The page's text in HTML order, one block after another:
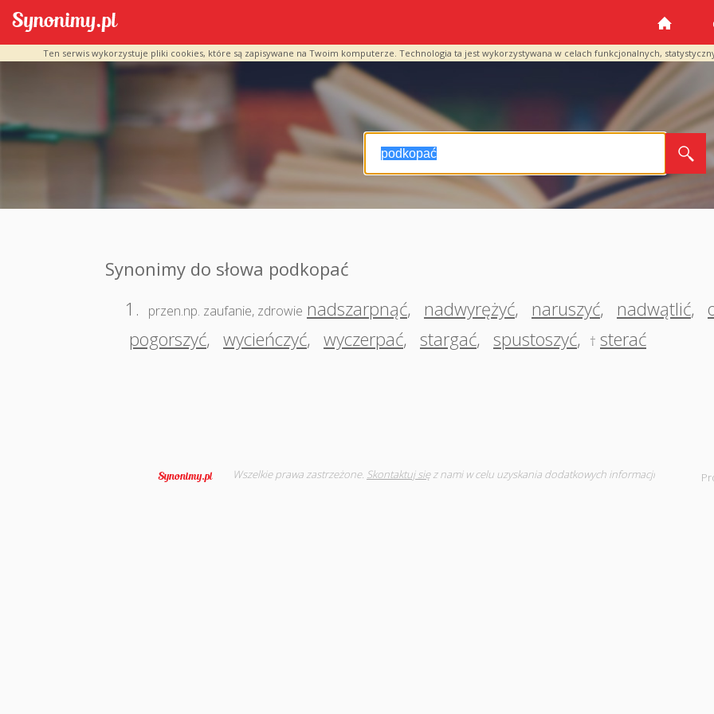
Ten serwis wykorzystuje pliki cookies, które są zapisywane na Twoim komputerze. Technologia ta jest wykorzystywana w celach funkcjonalnych,
Synonimy do słowa podkopać
1.
przen.np. zaufanie, zdrowie nadszarpnąć, nadwyrężyć, naruszyć, nadwątlić,
pogorszyć, wycieńczyć, wyczerpać, stargać, spustoszyć, † sterać
Wszelkie prawa zastrzeżone. Skontaktuj sięz nami w celu uzyskania dodatkowych informacji